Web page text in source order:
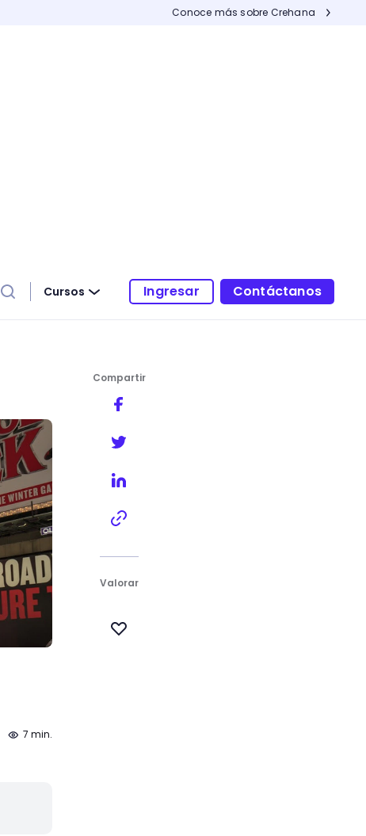
Conoce más sobre Crehana
Cursos Ingresar Contáctanos
7 min.
Compartir
Valorar